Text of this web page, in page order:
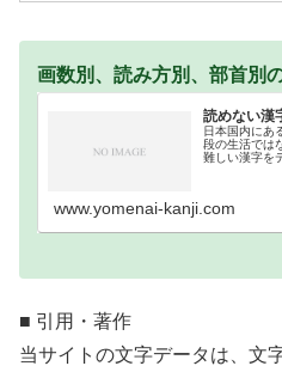
画数別、読み方別、部首別
読めない漢
日本国内にあ
段の生活では
難しい漢字を
www.yomenai-kanji.com
■ 引用・著作
当サイトの文字データは、文